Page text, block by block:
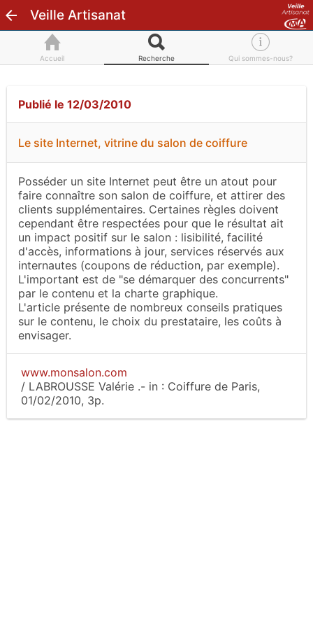
Veille Artisanat
Accueil Recherche Qui sommes-nous?
Publié le 12/03/2010
Le site Internet, vitrine du salon de coiffure
Posséder un site Internet peut être un atout pour
faire connaître son salon de coiffure, et attirer des
clients supplémentaires. Certaines règles doivent
cependant être respectées pour que le résultat ait
un impact positif sur le salon : lisibilité, facilité
d'accès, informations à jour, services réservés aux
internautes (coupons de réduction, par exemple).
L'important est de "se démarquer des concurrents"
par le contenu et la charte graphique.
L'article présente de nombreux conseils pratiques
sur le contenu, le choix du prestataire, les coûts à
envisager.
www.monsalon.com
/ LABROUSSE Valérie .- in : Coiffure de Paris,
01/02/2010, 3p.